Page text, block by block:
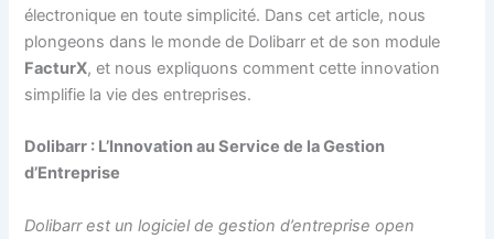
électronique en toute simplicité. Dans cet article, nous
plongeons dans le monde de Dolibarr et de son module
FacturX, et nous expliquons comment cette innovation
simplifie la vie des entreprises.
Dolibarr : L’Innovation au Service de la Gestion
d’Entreprise
Dolibarr est un logiciel de gestion d’entreprise open